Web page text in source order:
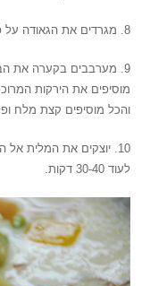
8. מגרדים את הגאודה על פומפיה גסה.
9. מערבבים בקערה את
מוסיפים את הירקות
והכל מוסיפים קצת מלח
10. יוצקים את המלית
לעוד 30-40 דקות.